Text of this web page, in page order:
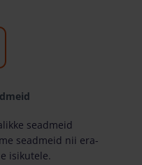
seadmeid
seadmeid nii era-
isikutele.